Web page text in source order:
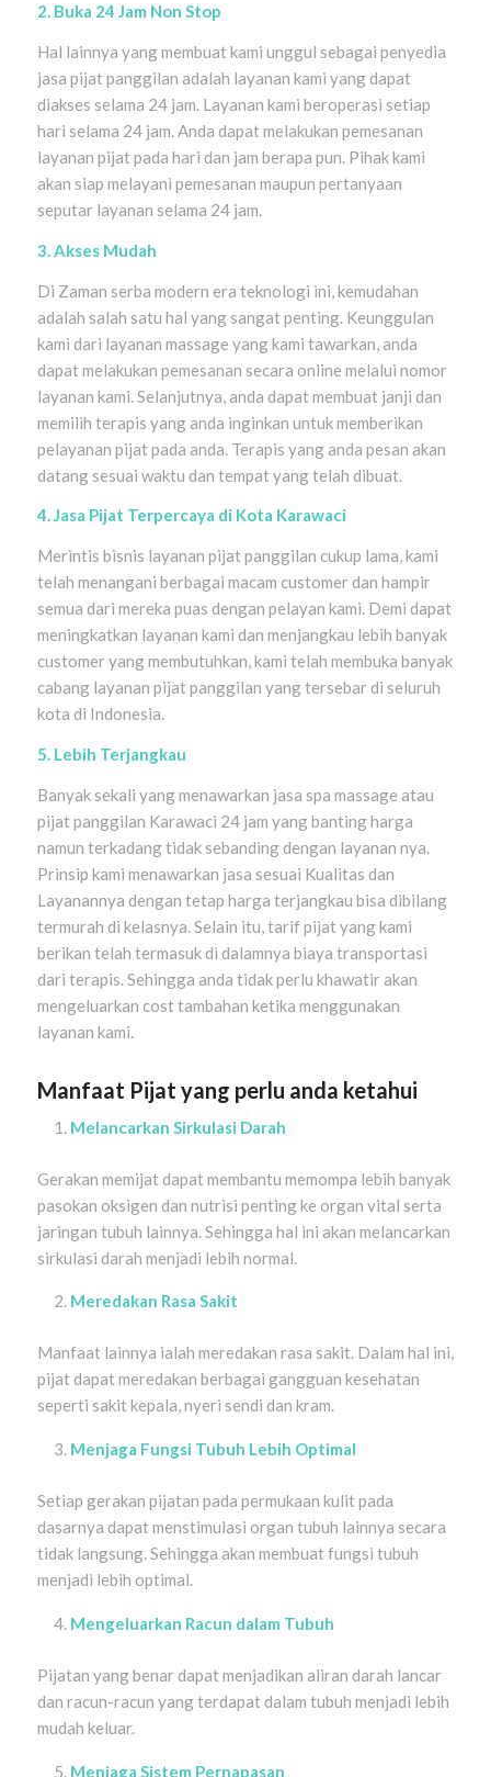
2. Buka 24 Jam Non Stop
Hal lainnya yang membuat kami unggul sebagai penyedia
jasa pijat panggilan adalah layanan kami yang dapat
diakses selama 24 jam. Layanan kami beroperasi setiap
hari selama 24 jam. Anda dapat melakukan pemesanan
layanan pijat pada hari dan jam berapa pun. Pihak kami
akan siap melayani pemesanan maupun pertanyaan
seputar layanan selama 24 jam.
3. Akses Mudah
Di Zaman serba modern era teknologi ini, kemudahan
adalah salah satu hal yang sangat penting. Keunggulan
kami dari layanan massage yang kami tawarkan, anda
dapat melakukan pemesanan secara online melalui nomor
layanan kami. Selanjutnya, anda dapat membuat janji dan
memilih terapis yang anda inginkan untuk memberikan
pelayanan pijat pada anda. Terapis yang anda pesan akan
datang sesuai waktu dan tempat yang telah dibuat.
4. Jasa Pijat Terpercaya di Kota Karawaci
Merintis bisnis layanan pijat panggilan cukup lama, kami
telah menangani berbagai macam customer dan hampir
semua dari mereka puas dengan pelayan kami. Demi dapat
meningkatkan layanan kami dan menjangkau lebih banyak
customer yang membutuhkan, kami telah membuka banyak
cabang layanan pijat panggilan yang tersebar di seluruh
kota di Indonesia.
5. Lebih Terjangkau
Banyak sekali yang menawarkan jasa spa massage atau
pijat panggilan Karawaci 24 jam yang banting harga
namun terkadang tidak sebanding dengan layanan nya.
Prinsip kami menawarkan jasa sesuai Kualitas dan
Layanannya dengan tetap harga terjangkau bisa dibilang
termurah di kelasnya. Selain itu, tarif pijat yang kami
berikan telah termasuk di dalamnya biaya transportasi
dari terapis. Sehingga anda tidak perlu khawatir akan
mengeluarkan cost tambahan ketika menggunakan
layanan kami.
Manfaat Pijat yang perlu anda ketahui
Melancarkan Sirkulasi Darah
Gerakan memijat dapat membantu memompa lebih banyak
pasokan oksigen dan nutrisi penting ke organ vital serta
jaringan tubuh lainnya. Sehingga hal ini akan melancarkan
sirkulasi darah menjadi lebih normal.
Meredakan Rasa Sakit
Manfaat lainnya ialah meredakan rasa sakit. Dalam hal ini,
pijat dapat meredakan berbagai gangguan kesehatan
seperti sakit kepala, nyeri sendi dan kram.
Menjaga Fungsi Tubuh Lebih Optimal
Setiap gerakan pijatan pada permukaan kulit pada
dasarnya dapat menstimulasi organ tubuh lainnya secara
tidak langsung. Sehingga akan membuat fungsi tubuh
menjadi lebih optimal.
Mengeluarkan Racun dalam Tubuh
Pijatan yang benar dapat menjadikan aliran darah lancar
dan racun-racun yang terdapat dalam tubuh menjadi lebih
mudah keluar.
Menjaga Sistem Pernapasan